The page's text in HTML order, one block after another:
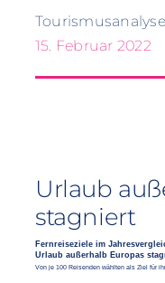
15. Februar 2022
Urlaub
stagniert